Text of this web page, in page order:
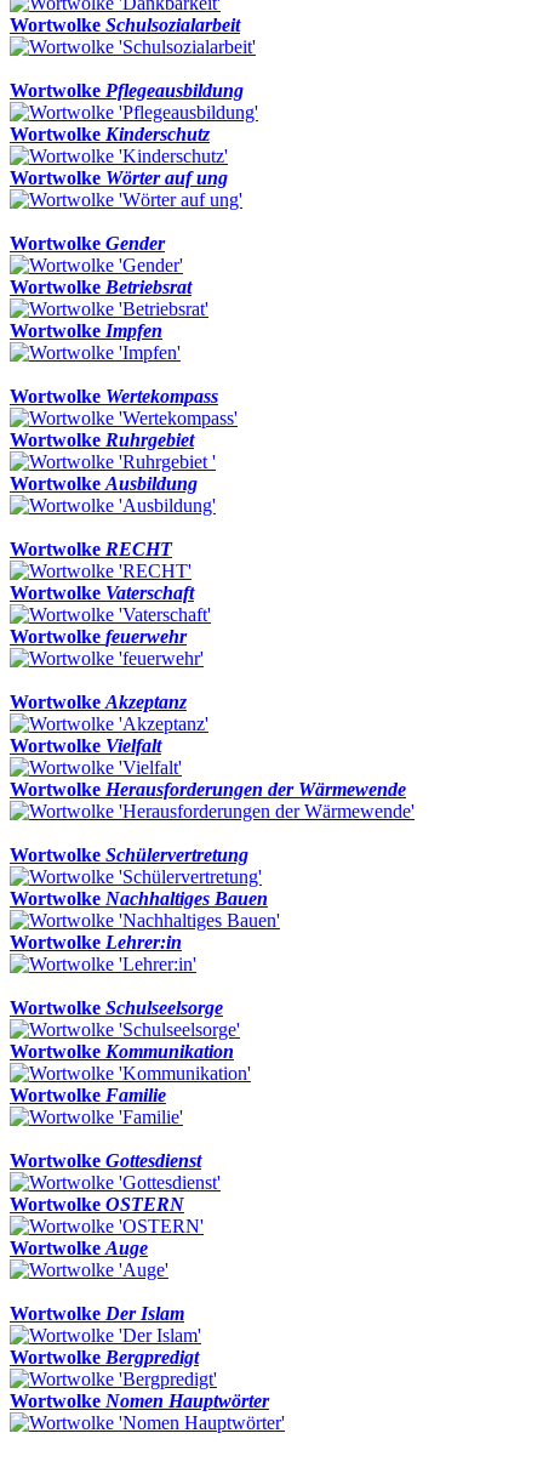
Wortwolke Schulsozialarbeit
Wortwolke Pflegeausbildung
Wortwolke Kinderschutz
Wortwolke Wörter auf ung
Wortwolke Gender
Wortwolke Betriebsrat
Wortwolke Impfen
Wortwolke Wertekompass
Wortwolke Ruhrgebiet
Wortwolke Ausbildung
Wortwolke RECHT
Wortwolke Vaterschaft
Wortwolke feuerwehr
Wortwolke Akzeptanz
Wortwolke Vielfalt
Wortwolke Herausforderungen der Wärmewende
Wortwolke Schülervertretung
Wortwolke Nachhaltiges Bauen
Wortwolke Lehrer:in
Wortwolke Schulseelsorge
Wortwolke Kommunikation
Wortwolke Familie
Wortwolke Gottesdienst
Wortwolke OSTERN
Wortwolke Auge
Wortwolke Der Islam
Wortwolke Bergpredigt
Wortwolke Nomen Hauptwörter